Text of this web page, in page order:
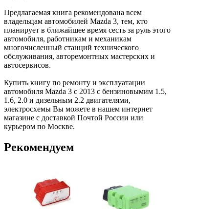
Предлагаемая книга рекомендована всем
владельцам автомобилей Mazda 3, тем, кто
планирует в ближайшее время сесть за руль этого
автомобиля, работникам и механикам
многочисленный станций технического
обслуживания, авторемонтных мастерских и
автосервисов.
Купить книгу по ремонту и эксплуатации
автомобиля Mazda 3 с 2013 с бензиновымим 1.5,
1.6, 2.0 и дизельным 2.2 двигателями,
электросхемы Вы можете в нашем интернет
магазине с доставкой Почтой России или
курьером по Москве.
Рекомендуем